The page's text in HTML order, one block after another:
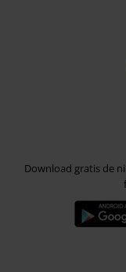
Download gratis de